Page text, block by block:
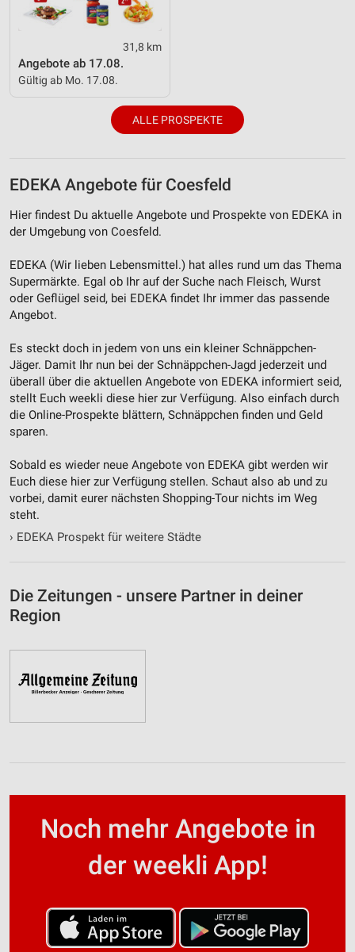
31,8 km
Angebote ab 17.08.
Gültig ab Mo. 17.08.
ALLE PROSPEKTE
EDEKA Angebote für Coesfeld
Hier findest Du aktuelle Angebote und Prospekte von EDEKA in
der Umgebung von Coesfeld.
EDEKA (Wir lieben Lebensmittel.) hat alles rund um das Thema
Supermärkte. Egal ob Ihr auf der Suche nach Fleisch, Wurst
oder Geflügel seid, bei EDEKA findet Ihr immer das passende
Angebot.
Es steckt doch in jedem von uns ein kleiner Schnäppchen-
Jäger. Damit Ihr nun bei der Schnäppchen-Jagd jederzeit und
überall über die aktuellen Angebote von EDEKA informiert seid,
stellt Euch weekli diese hier zur Verfügung. Also einfach durch
die Online-Prospekte blättern, Schnäppchen finden und Geld
sparen.
Sobald es wieder neue Angebote von EDEKA gibt werden wir
Euch diese hier zur Verfügung stellen. Schaut also ab und zu
vorbei, damit eurer nächsten Shopping-Tour nichts im Weg
steht.
› EDEKA Prospekt für weitere Städte
Die Zeitungen - unsere Partner in deiner
Region
Noch mehr Angebote in
der weekli App!
Verwendung reduzierter Daten zur Auswahl von
Inhalten
Verwendung genauer Standortdaten
Informationen identifizieren
Funktional
Werbung